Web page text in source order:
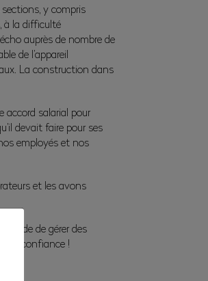
y compris
à la difficulté
auprès de nombre de
de l’appareil
La construction dans
accord salarial pour
devait faire pour ses
employés et nos
et les avons
de gérer des
confiance !